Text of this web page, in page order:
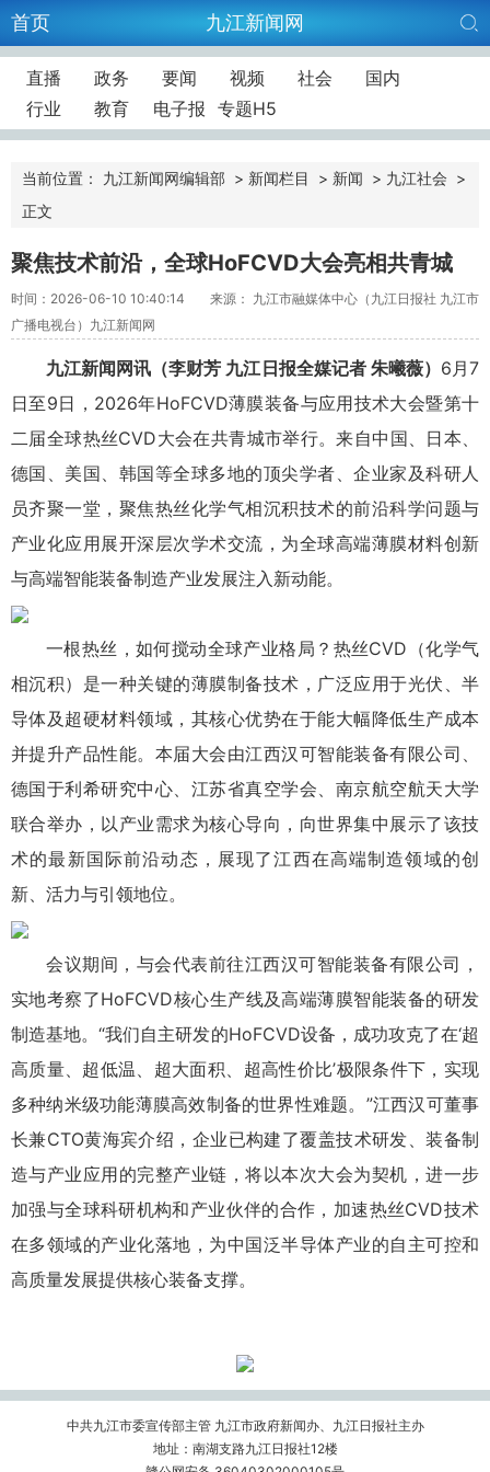
首页 九江新闻网
直播 政务 要闻 视频 社会
国内
行业
教育 电子报 专题H5
当前位置： 九江新闻网编辑部 > 新闻栏目 > 新闻 > 九江社会 >
正文
聚焦技术前沿，全球HoFCVD大会亮相共青城
时间：2026-06-10 10:40:14
来源： 九江市融媒体中心（九江日报社 九江市
广播电视台）九江新闻网
九江新闻网讯（李财芳 九江日报全媒记者 朱曦薇） 6月7
日至9日，2026年HoFCVD薄膜装备与应用技术大会暨第十
二届全球热丝CVD大会在共青城市举行。来自中国、日本、
德国、美国、韩国等全球多地的顶尖学者、企业家及科研人
员齐聚一堂，聚焦热丝化学气相沉积技术的前沿科学问题与
产业化应用展开深层次学术交流，为全球高端薄膜材料创新
与高端智能装备制造产业发展注入新动能。
一根热丝，如何搅动全球产业格局？热丝CVD（化学气
相沉积）是一种关键的薄膜制备技术，广泛应用于光伏、半
导体及超硬材料领域，其核心优势在于能大幅降低生产成本
并提升产品性能。本届大会由江西汉可智能装备有限公司、
德国于利希研究中心、江苏省真空学会、南京航空航天大学
联合举办，以产业需求为核心导向，向世界集中展示了该技
术的最新国际前沿动态，展现了江西在高端制造领域的创
新、活力与引领地位。
会议期间，与会代表前往江西汉可智能装备有限公司，
实地考察了HoFCVD核心生产线及高端薄膜智能装备的研发
制造基地。“我们自主研发的HoFCVD设备，成功攻克了在‘超
高质量、超低温、超大面积、超高性价比’极限条件下，实现
多种纳米级功能薄膜高效制备的世界性难题。”江西汉可董事
长兼CTO黄海宾介绍，企业已构建了覆盖技术研发、装备制
造与产业应用的完整产业链，将以本次大会为契机，进一步
加强与全球科研机构和产业伙伴的合作，加速热丝CVD技术
在多领域的产业化落地，为中国泛半导体产业的自主可控和
高质量发展提供核心装备支撑。
中共九江市委宣传部主管 九江市政府新闻办、九江日报社主办
地址：南湖支路九江日报社12楼